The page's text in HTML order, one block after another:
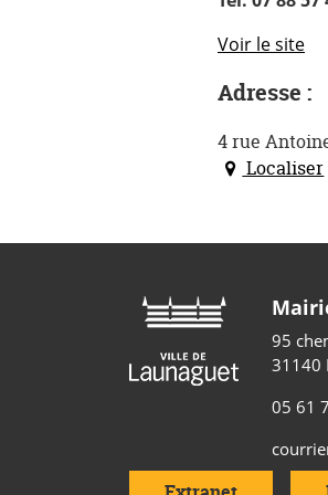
Voir le site
Adresse :
4 rue
Localiser
95
31140
05 61